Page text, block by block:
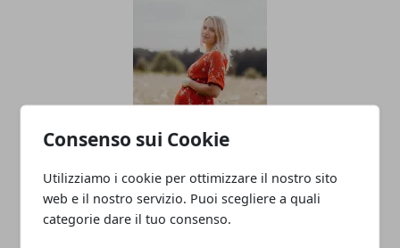
Consenso sui Cookie
Utilizziamo i cookie per ottimizzare il nostro sito
web e il nostro servizio. Puoi scegliere a quali
categorie dare il tuo consenso.
Come scegliere il reggiseno giusto in
gravidanza
13/01/2023